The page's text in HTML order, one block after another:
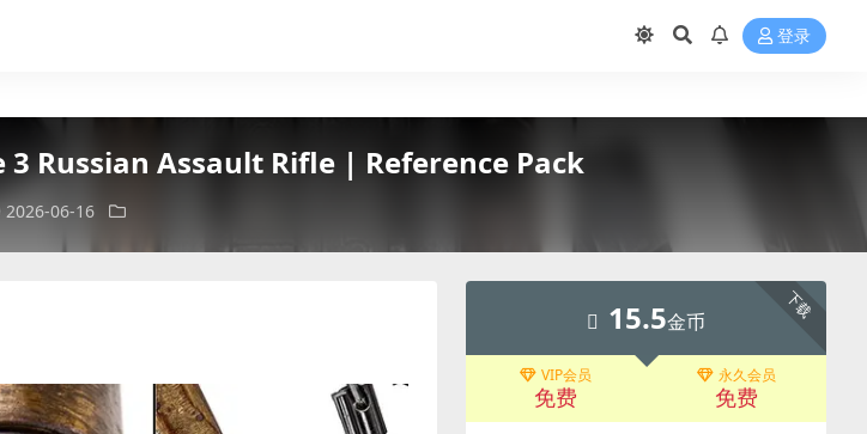
登录
3 Russian Assault Rifle | Reference Pack
2026-06-16
下载
15.5金币
VIP会员
免费
永久会员
免费